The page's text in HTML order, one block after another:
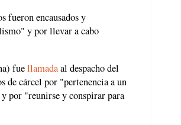
fueron encausados y
y por llevar a cabo
fuellamadaal despacho del
de cárcel por "pertenencia a un
por "reunirse y conspirar para